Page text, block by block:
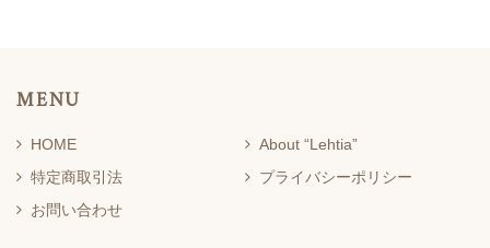
MENU
HOME
About “Lehtia”
特定商取引法
プライバシーポリシー
お問い合わせ